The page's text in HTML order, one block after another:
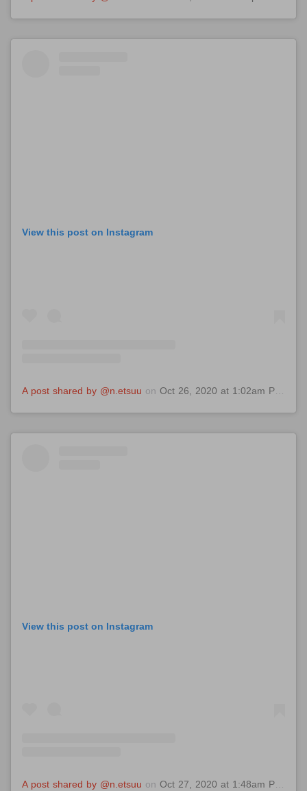
View this post on Instagram
A post shared by @n.etsuu on Oct 26, 2020 at 1:02am PDT
View this post on Instagram
A post shared by @n.etsuu on Oct 27, 2020 at 1:48am PDT